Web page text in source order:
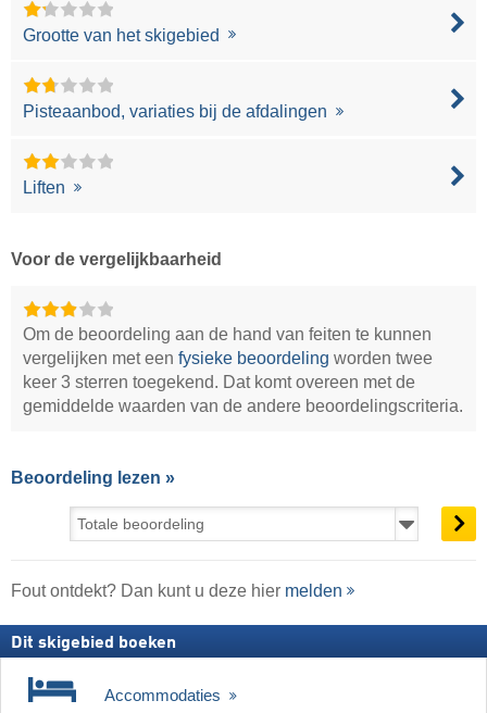
Grootte van het skigebied
Pisteaanbod, variaties bij de afdalingen
Liften
Voor de vergelijkbaarheid
Om de beoordeling aan de hand van feiten te kunnen
vergelijken met eenfysieke beoordeling worden twee
keer 3 sterren toegekend. Dat komt overeen met de
gemiddelde waarden van de andere beoordelingscriteria.
Beoordeling lezen »
Fout ontdekt? Dan kunt u deze hier melden
Dit skigebied boeken
Accommodaties